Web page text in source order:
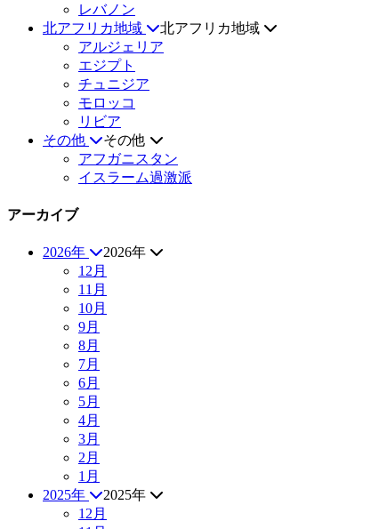
レバノン
北アフリカ地域
北アフリカ地域
アルジェリア
エジプト
チュニジア
モロッコ
リビア
その他
その他
アフガニスタン
イスラーム過激派
アーカイブ
2026年
2026年
12月
11月
10月
9月
8月
7月
6月
5月
4月
3月
2月
1月
2025年
2025年
12月